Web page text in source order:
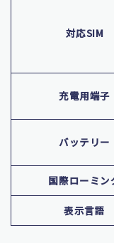
対応SIM
充電用端子
バッテリー
国際ローミン
表示言語